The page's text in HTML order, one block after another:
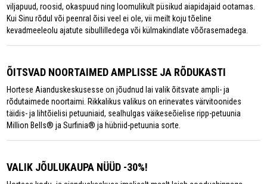
viljapuud, roosid, okaspuud ning loomulikult püsikud aiapidajaid ootamas.
Kui Sinu rõdul või peenral õisi veel ei ole, vii meilt koju tõeline
kevadmeeleolu ajatute sibullilledega või külmakindlate võõrasemadega.
ÕITSVAD NOORTAIMED AMPLISSE JA RÕDUKASTI
Hortese Aianduskeskusesse on jõudnud lai valik õitsvate ampli- ja
rõdutaimede noortaimi. Rikkalikus valikus on erinevates värvitoonides
täidis- ja lihtõielisi petuuniaid, sealhulgas väikeseõielise ripp-petuunia
Million Bells® ja Surfinia® ja hübriid-petuunia sorte.
VALIK JÕULUKAUPA NÜÜD -30%!